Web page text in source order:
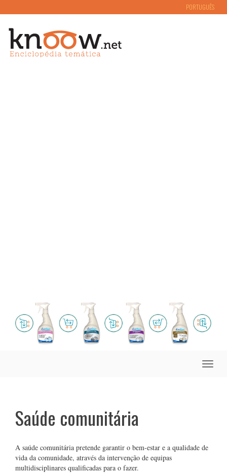
PORTUGUÊS
Toggle
Saúde comunitária
A saúde comunitária pretende garantir o bem-estar e a qualidade de
vida da comunidade, através da intervenção de equipas
multidisciplinares qualificadas para o fazer.